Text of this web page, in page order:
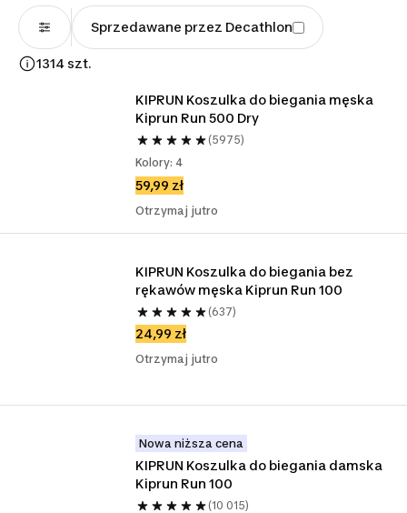
Sprzedawane przez Decathlon
1314 szt.
KIPRUN Koszulka do biegania męska
Kiprun Run 500 Dry
(5975)
Kolory: 4
59,99 zł
Otrzymaj jutro
KIPRUN Koszulka do biegania bez
rękawów męska Kiprun Run 100
(637)
24,99 zł
Otrzymaj jutro
Nowa niższa cena
KIPRUN Koszulka do biegania damska
Kiprun Run 100
(10 015)